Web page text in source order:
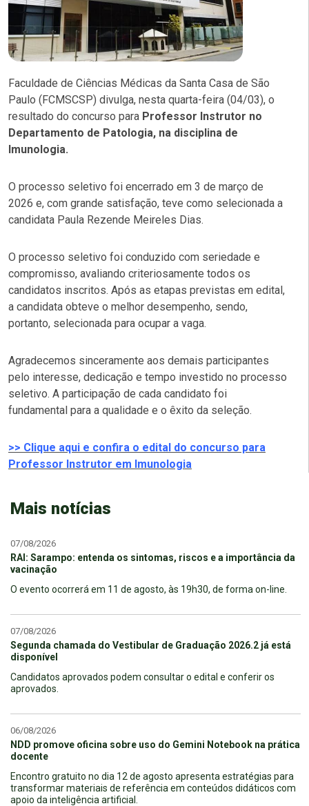
Faculdade de Ciências Médicas da Santa Casa de São
Paulo (FCMSCSP) divulga, nesta quarta-feira (04/03), o
resultado do concurso para Professor Instrutor no
Departamento de Patologia, na disciplina de
Imunologia.
O processo seletivo foi encerrado em 3 de março de
2026 e, com grande satisfação, teve como selecionada a
candidata Paula Rezende Meireles Dias.
O processo seletivo foi conduzido com seriedade e
compromisso, avaliando criteriosamente todos os
candidatos inscritos. Após as etapas previstas em edital,
a candidata obteve o melhor desempenho, sendo,
portanto, selecionada para ocupar a vaga.
Agradecemos sinceramente aos demais participantes
pelo interesse, dedicação e tempo investido no processo
seletivo. A participação de cada candidato foi
fundamental para a qualidade e o êxito da seleção.
>> Clique aqui e confira o edital do concurso para
Professor Instrutor em Imunologia
Mais notícias
07/08/2026
RAI: Sarampo: entenda os sintomas, riscos e a importância da
vacinação
O evento ocorrerá em 11 de agosto, às 19h30, de forma on-line.
07/08/2026
Segunda chamada do Vestibular de Graduação 2026.2 já está
disponível
Candidatos aprovados podem consultar o edital e conferir os
aprovados.
06/08/2026
NDD promove oficina sobre uso do Gemini Notebook na prática
docente
Encontro gratuito no dia 12 de agosto apresenta estratégias para
transformar materiais de referência em conteúdos didáticos com
apoio da inteligência artificial.